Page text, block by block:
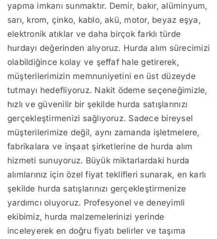
yapma imkanı sunmaktır. Demir, bakır, alüminyum,
sarı, krom, çinko, kablo, akü, motor, beyaz eşya,
elektronik atıklar ve daha birçok farklı türde
hurdayı değerinden alıyoruz. Hurda alım sürecimizi
olabildiğince kolay ve şeffaf hale getirerek,
müşterilerimizin memnuniyetini en üst düzeyde
tutmayı hedefliyoruz. Nakit ödeme seçeneğimizle,
hızlı ve güvenilir bir şekilde hurda satışlarınızı
gerçekleştirmenizi sağlıyoruz. Sadece bireysel
müşterilerimize değil, aynı zamanda işletmelere,
fabrikalara ve inşaat şirketlerine de hurda alım
hizmeti sunuyoruz. Büyük miktarlardaki hurda
alımlarınız için özel fiyat teklifleri sunarak, en karlı
şekilde hurda satışlarınızı gerçekleştirmenize
yardımcı oluyoruz. Profesyonel ve deneyimli
ekibimiz, hurda malzemelerinizi yerinde
inceleyerek en doğru fiyatı belirler ve taşıma